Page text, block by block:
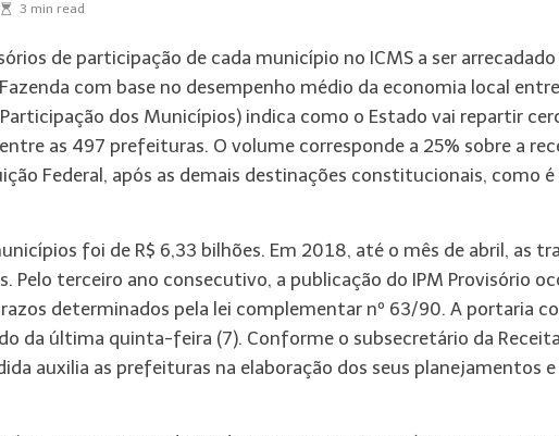
3 min read
de participação de cada município no ICMS a ser
com base no desempenho médio da economia local
dos Municípios) indica como o Estado vai repartir
as 497 prefeituras. O volume corresponde a 25% sobre a
Federal, após as demais destinações constitucionais, como é
foi de R$ 6,33 bilhões. Em 2018, até o mês de abril, as
Pelo terceiro ano consecutivo, a publicação do IPM Provisório
determinados pela lei complementar nº 63/90. A portaria
da última quinta-feira (7). Conforme o subsecretário da
auxilia as prefeituras na elaboração dos seus planejamentos e